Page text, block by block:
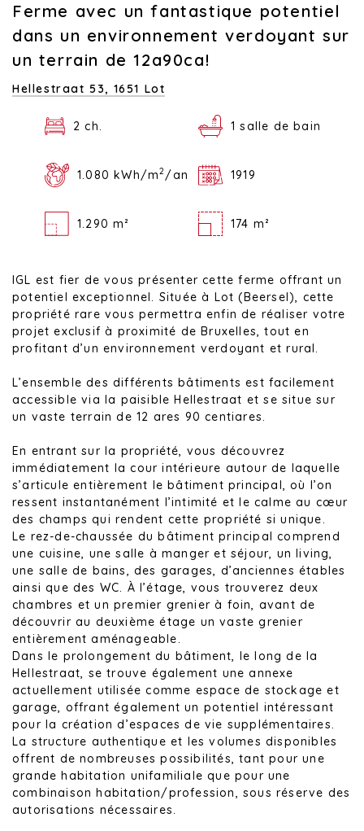
Ferme avec un fantastique potentiel
dans un environnement verdoyant sur
un terrain de 12a90ca!
Hellestraat 53, 1651 Lot
2 ch. 1 salle de bain
1.080 kWh/m2 /an 1919
1.290 m² 174 m²
IGL est fier de vous présenter cette ferme offrant un
potentiel exceptionnel. Située à Lot (Beersel), cette
propriété rare vous permettra enfin de réaliser votre
projet exclusif à proximité de Bruxelles, tout en
profitant d’un environnement verdoyant et rural.
L’ensemble des différents bâtiments est facilement
accessible via la paisible Hellestraat et se situe sur
un vaste terrain de 12 ares 90 centiares.
En entrant sur la propriété, vous découvrez
immédiatement la cour intérieure autour de laquelle
s’articule entièrement le bâtiment principal, où l’on
ressent instantanément l’intimité et le calme au cœur
des champs qui rendent cette propriété si unique.
Le rez-de-chaussée du bâtiment principal comprend
une cuisine, une salle à manger et séjour, un living,
une salle de bains, des garages, d’anciennes étables
ainsi que des WC. À l’étage, vous trouverez deux
chambres et un premier grenier à foin, avant de
découvrir au deuxième étage un vaste grenier
entièrement aménageable.
Dans le prolongement du bâtiment, le long de la
Hellestraat, se trouve également une annexe
actuellement utilisée comme espace de stockage et
garage, offrant également un potentiel intéressant
pour la création d’espaces de vie supplémentaires.
La structure authentique et les volumes disponibles
offrent de nombreuses possibilités, tant pour une
grande habitation unifamiliale que pour une
combinaison habitation/profession, sous réserve des
autorisations nécessaires.